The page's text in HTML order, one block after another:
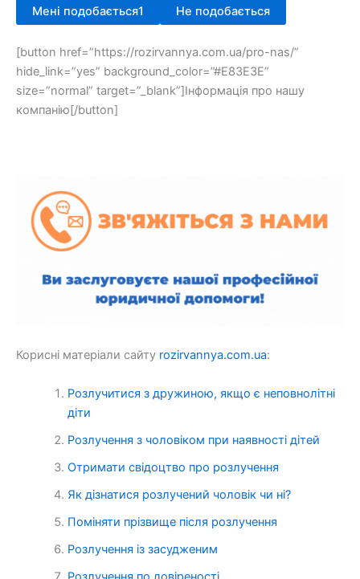
Мені подобається1 Не подобається
[button href=”https://rozirvannya.com.ua/pro-nas/”
hide_link=”yes” background_color=”#E83E3E”
size=”normal” target=”_blank”]Інформація про нашу
компанію[/button]
Корисні матеріали сайту rozirvannya.com.ua:
Розлучитися з дружиною, якщо є неповнолітні
діти
Розлучення з чоловіком при наявності дітей
Отримати свідоцтво про розлучення
Як дізнатися розлучений чоловік чи ні?
Поміняти прізвище після розлучення
Розлучення із засудженим